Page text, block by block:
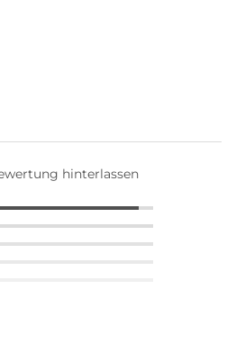
hinterlassen